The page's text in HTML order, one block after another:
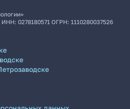
ИНН: 0278180571 ОГРН: 1110280037526